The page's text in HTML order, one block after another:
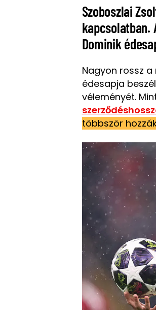
Szoboszlai
kapcsolatban.
Dominik
Nagyon rossz
édesapja
véleményét.
többször